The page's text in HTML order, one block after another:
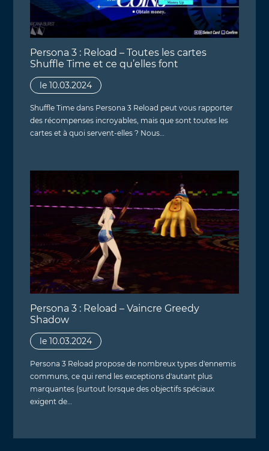
Persona 3 : Reload – Toutes les cartes
Shuffle Time et ce qu’elles font
le 10.03.2024
Shuffle Time dans Persona 3 Reload peut vous rapporter
des récompenses incroyables, mais que sont toutes les
cartes et à quoi servent-elles ? Nous…
Persona 3 : Reload – Vaincre Greedy
Shadow
le 10.03.2024
Persona 3 Reload propose de nombreux types d'ennemis
communs, ce qui rend les exceptions d'autant plus
marquantes (surtout lorsque des objectifs spéciaux
exigent de…